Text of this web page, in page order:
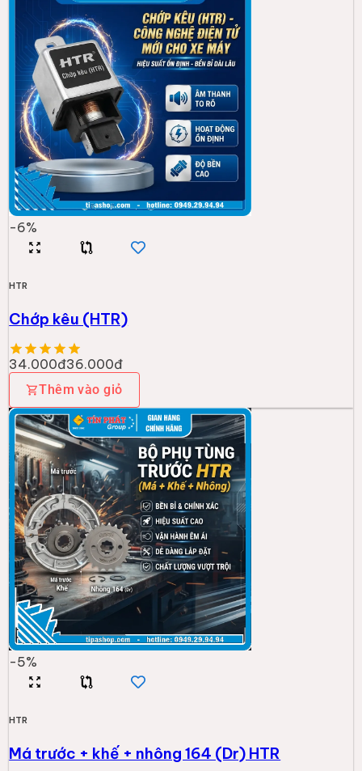
-6%
HTR
Chớp kêu (HTR)
34.000đ36.000đ
Thêm vào giỏ
-5%
HTR
Má trước + khế + nhông 164 (Dr) HTR